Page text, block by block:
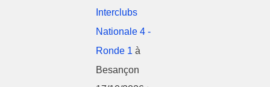
Interclubs
Nationale 4 -
Ronde 1 à
Besançon